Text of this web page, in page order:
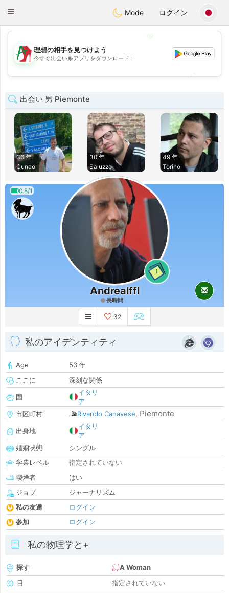
AmamiOra
Toggle
Mode ログイン
💖
💕
理想の相手を見つけよう
今すぐ出会い系アプリをダウンロード！
出会い 男 Piemonte
36 年
Cuneo
30 年
Saluzzo
49 年
Torino
0.8/1
1
Andrealffl
長時間
32
私のアイデンティティ
Age
53 年
ここに
深刻な関係
国
イタリ
ア
市区町村
Rivarolo Canavese, Piemonte
出身地
イタリ
ア
婚姻状態
シングル
学業レベル
指定されていない
喫煙者
はい
ジョブ
ジャーナリズム
私の友達
ログイン
参加
ログイン
私の物理学と+
探す
A Woman
目
指定されていない